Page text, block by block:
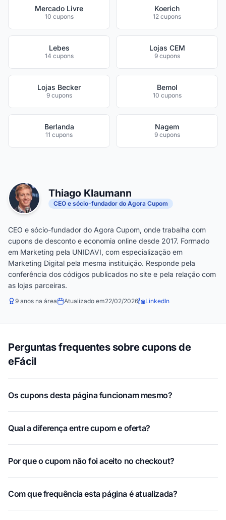
Mercado Livre
10 cupons
Koerich
12 cupons
Lebes
14 cupons
Lojas CEM
9 cupons
Lojas Becker
9 cupons
Bemol
10 cupons
Berlanda
11 cupons
Nagem
9 cupons
Thiago Klaumann
CEO e sócio-fundador do Agora Cupom
CEO e sócio-fundador do Agora Cupom, onde trabalha com
cupons de desconto e economia online desde 2017. Formado
em Marketing pela UNIDAVI, com especialização em
Marketing Digital pela mesma instituição. Responde pela
conferência dos códigos publicados no site e pela relação com
as lojas parceiras.
9 anos na área Atualizado em22/02/2026 LinkedIn
Perguntas frequentes sobre cupons de
eFácil
Os cupons desta página funcionam mesmo?
Qual a diferença entre cupom e oferta?
Por que o cupom não foi aceito no checkout?
Com que frequência esta página é atualizada?